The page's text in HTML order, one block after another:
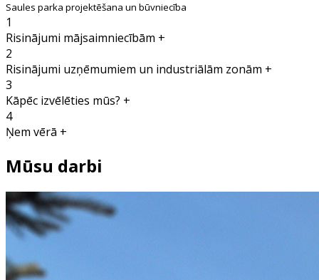
Saules parka projektēšana un būvniecība
1
Risinājumi mājsaimniecībām +
2
Risinājumi uzņēmumiem un industriālām zonām +
3
Kāpēc izvēlēties mūs? +
4
Ņem vērā +
Mūsu darbi